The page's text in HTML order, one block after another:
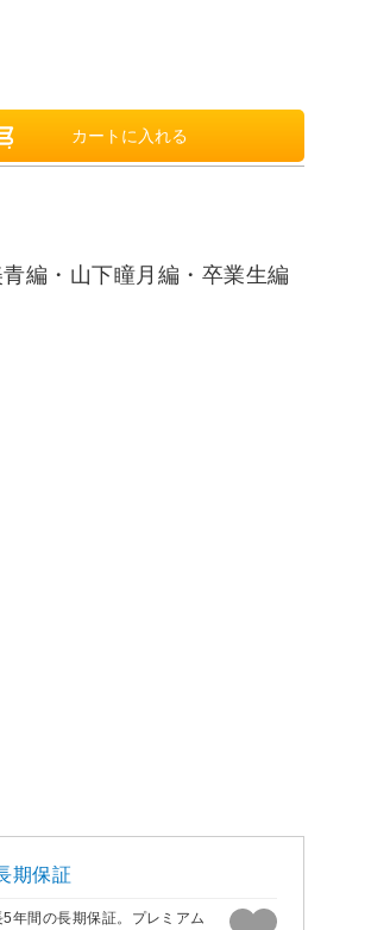
編・山下瞳月編・卒業生編
期保証
5年間の長期保証。プレミアム